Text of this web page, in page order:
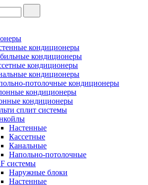
кондиционеры
кондиционеры
кондиционеры
кондиционеры
потолочные кондиционеры
кондиционеры
кондиционеры
сплит системы
Настенные
Кассетные
Канальные
Напольно-потолочные
системы
Наружные блоки
Настенные